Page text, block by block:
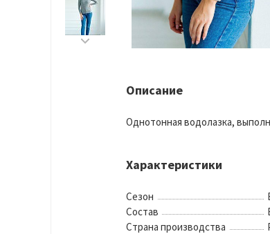
Описание
Однотонная водолазка,
Характеристики
Сезон
Состав
Страна производства